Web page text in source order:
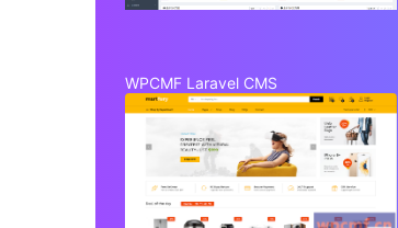
WPCMF Laravel CMS